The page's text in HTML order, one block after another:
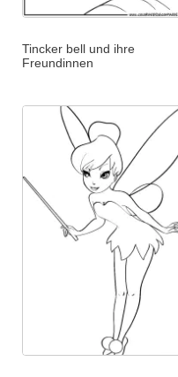
Tincker bell und ihre
Freundinnen